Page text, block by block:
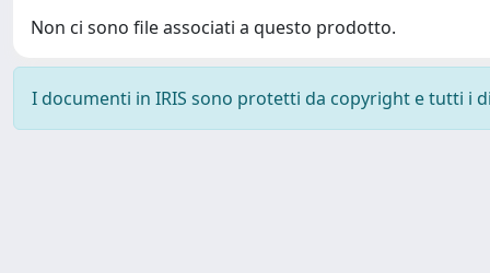
Non ci sono file associati a questo prodotto.
I documenti in IRIS sono protetti da copyright e tutti i